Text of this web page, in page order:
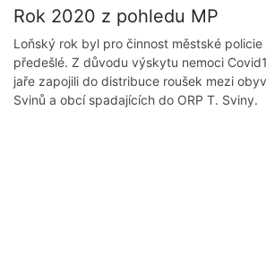
Rok 2020 z pohledu MP
Loňský rok byl pro činnost městské
předešlé. Z důvodu výskytu nemoci
jaře zapojili do distribuce roušek mezi
Svinů a obcí spadajících do ORP T. Sviny.